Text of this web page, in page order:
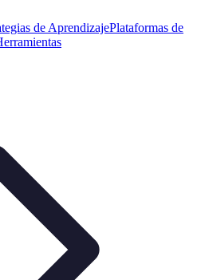
de AprendizajePlataformas de